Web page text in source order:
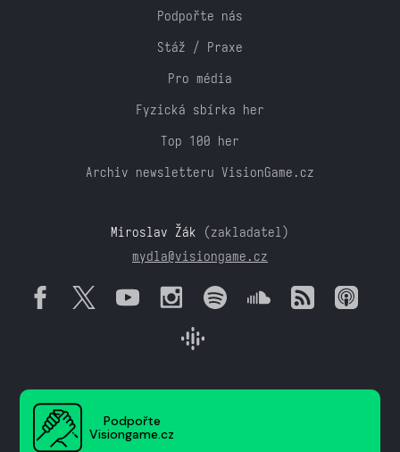
Podpořte nás
Stáž / Praxe
Pro média
Fyzická sbírka her
Top 100 her
Archiv newsletteru VisionGame.cz
Miroslav Žák (zakladatel)
mydla@visiongame.cz
Podpořte
Visiongame.cz